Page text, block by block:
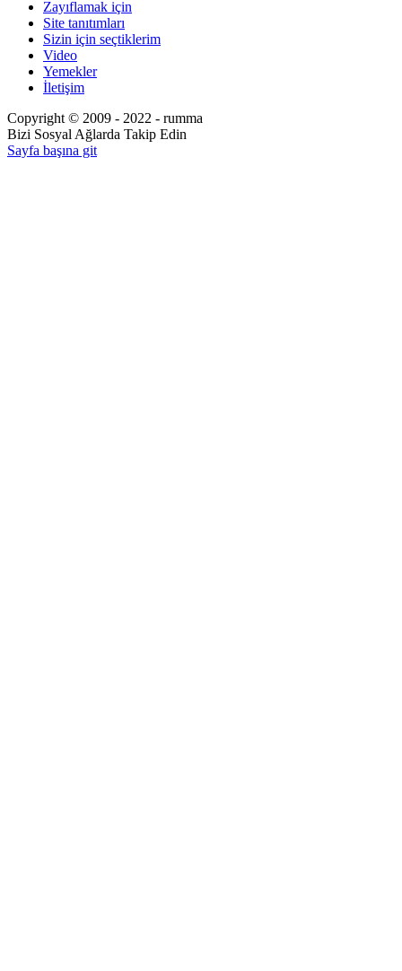
Zayıflamak için
Site tanıtımları
Sizin için seçtiklerim
Video
Yemekler
İletişim
Copyright © 2009 - 2022 - rumma
Bizi Sosyal Ağlarda Takip Edin
Sayfa başına git